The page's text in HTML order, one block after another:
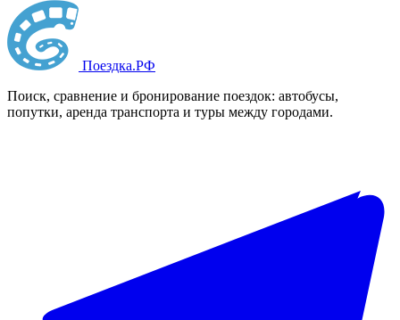
Поездка.РФ
Поиск, сравнение и бронирование поездок: автобусы,
попутки, аренда транспорта и туры между городами.